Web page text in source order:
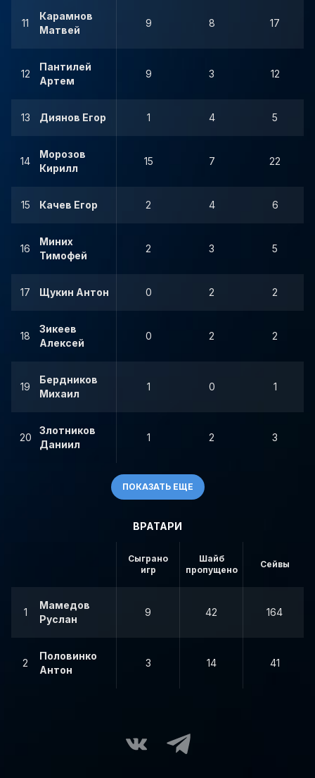
11
Карамнов
Матвей
9 8 17
12
Пантилей
Артем
9 3 12
13 Диянов Егор 1 4 5
14
Морозов
Кирилл
15 7 22
15 Качев Егор 2 4 6
16
Миних
Тимофей
2 3 5
17 Щукин Антон 0 2 2
18
Зикеев
Алексей
0 2 2
19
Бердников
Михаил
1 0 1
20
Злотников
Даниил
1 2 3
ПОКАЗАТЬ ЕЩЕ
ВРАТАРИ
Сыграно
игр
Шайб
пропущено
Сейвы
1
Мамедов
Руслан
9 42 164
2
Половинко
Антон
3 14 41